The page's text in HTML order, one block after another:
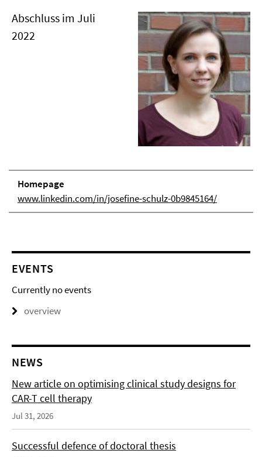
Abschluss im Juli
2022
Homepage
www.linkedin.com/in/josefine-schulz-0b9845164/
EVENTS
Currently no events
overview
NEWS
New article on optimising clinical study designs for
CAR-T cell therapy
Jul 31, 2026
Successful defence of doctoral thesis